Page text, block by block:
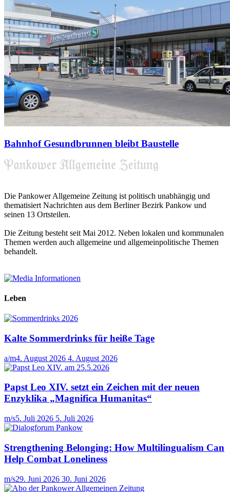
Bahnhof Gesundbrunnen bleibt Baustelle
Die Pankower Allgemeine Zeitung ist politisch unabhängig und
thematisiert Nachrichten aus dem Berliner Bezirk Pankow und
seinen 13 Ortsteilen.
Die Zeitung besteht seit Mai 2012. Neben lokalen und kommunalen
Themen werden auch allgemeine und allgemeinpolitische Themen
behandelt.
Leben
Kalte Sommerdrinks für heiße Tage
a/m4. August 2026 4. August 2026
Papst Leo XIV. setzt ein Zeichen mit der neuen
Enzyklika „Magnifica Humanitas“
m/s5. Juli 2026 5. Juli 2026
Strengthening Belonging: How Multilingualism Can
Help Combat Loneliness
m/s29. Juni 2026 30. Juni 2026